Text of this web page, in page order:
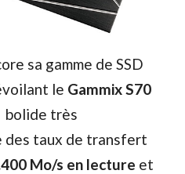
sa gamme de SSD
le Gammix S70
bolide très
taux de transfert
Mo/s en lecture et